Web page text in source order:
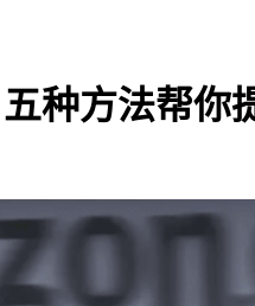
种方法帮你